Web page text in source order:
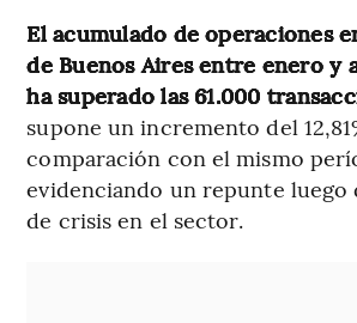
El acumulado de operaciones
de Buenos Aires entre enero y
ha superado las 61.000
supone un incremento del
comparación con el mismo
evidenciando un repunte luego
de crisis en el sector.